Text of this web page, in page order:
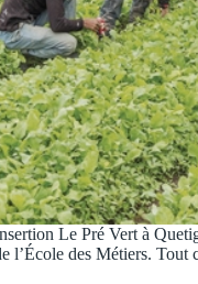
Le Pré Vert à
l’École des Métiers.